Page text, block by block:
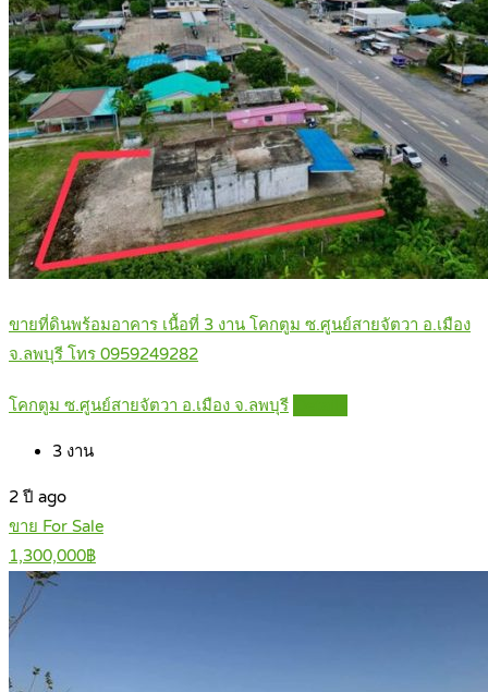
ขายที่ดินพร้อมอาคาร เนื้อที่ 3 งาน โคกตูม ซ.ศูนย์สายจัตวา อ.เมือง
จ.ลพบุรี โทร 0959249282
โคกตูม ซ.ศูนย์สายจัตวา อ.เมือง จ.ลพบุรี
3 งาน
2 ปี ago
ขาย For Sale
1,300,000฿